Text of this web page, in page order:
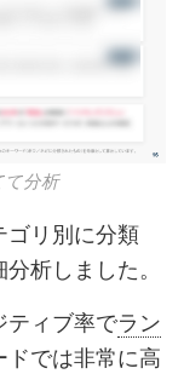
分析
ゴリ別に分類
析しました。
ティブ率でラン
では非常に高